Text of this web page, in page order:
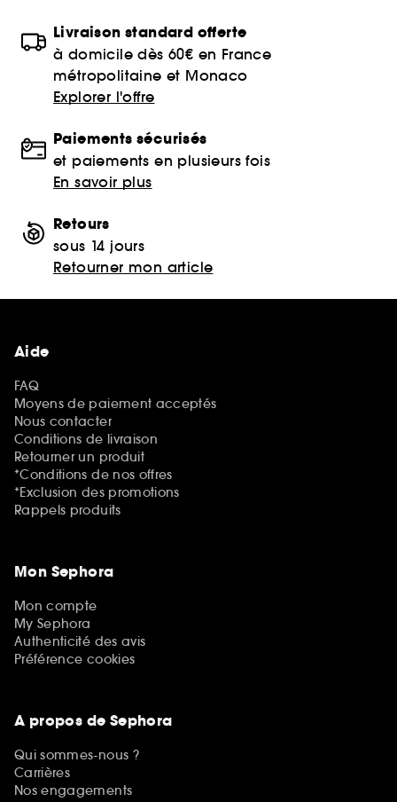
Livraison standard offerte
à domicile dès 60€ en France
métropolitaine et Monaco
Explorer l'offre
Paiements sécurisés
et paiements en plusieurs fois
En savoir plus
Retours
sous 14 jours
Retourner mon article
Aide
FAQ
Moyens de paiement acceptés
Nous contacter
Conditions de livraison
Retourner un produit
*Conditions de nos offres
*Exclusion des promotions
Rappels produits
Mon Sephora
Mon compte
My Sephora
Authenticité des avis
Préférence cookies
A propos de Sephora
Qui sommes-nous ?
Carrières
Nos engagements